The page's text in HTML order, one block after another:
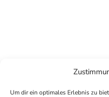
Um dir ein optimales Erlebnis zu